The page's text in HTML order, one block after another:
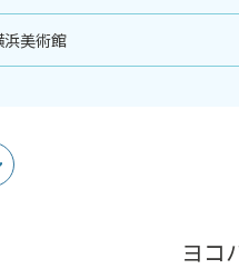
浜美術館
ヨコ